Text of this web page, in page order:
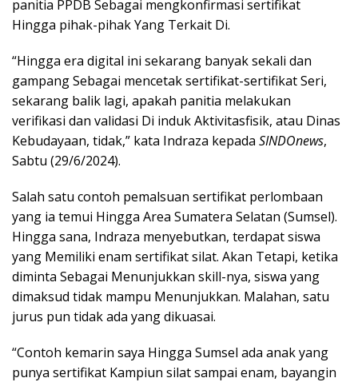
panitia PPDB Sebagai mengkonfirmasi sertifikat
Hingga pihak-pihak Yang Terkait Di.
“Hingga era digital ini sekarang banyak sekali dan
gampang Sebagai mencetak sertifikat-sertifikat Seri,
sekarang balik lagi, apakah panitia melakukan
verifikasi dan validasi Di induk Aktivitasfisik, atau Dinas
Kebudayaan, tidak,” kata Indraza kepada SINDOnews,
Sabtu (29/6/2024).
Salah satu contoh pemalsuan sertifikat perlombaan
yang ia temui Hingga Area Sumatera Selatan (Sumsel).
Hingga sana, Indraza menyebutkan, terdapat siswa
yang Memiliki enam sertifikat silat. Akan Tetapi, ketika
diminta Sebagai Menunjukkan skill-nya, siswa yang
dimaksud tidak mampu Menunjukkan. Malahan, satu
jurus pun tidak ada yang dikuasai.
“Contoh kemarin saya Hingga Sumsel ada anak yang
punya sertifikat Kampiun silat sampai enam, bayangin